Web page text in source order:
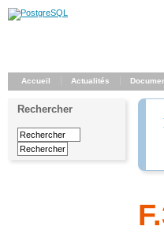
Accueil Actualités
Rechercher